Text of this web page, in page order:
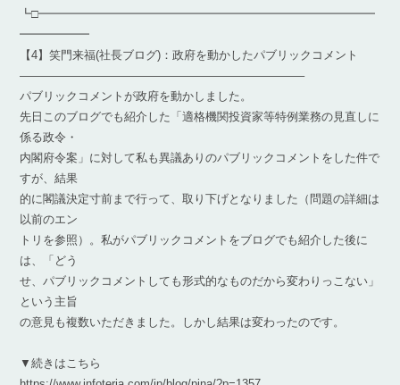
┗□━━━━━━━━━━━━━━━━━━━━━━━━━━━━━
━━━━━━
【4】笑門来福(社長ブログ)：政府を動かしたパブリックコメント
————————————————————————–
パブリックコメントが政府を動かしました。
先日このブログでも紹介した「適格機関投資家等特例業務の見直しに
係る政令・
内閣府令案」に対して私も異議ありのパブリックコメントをした件で
すが、結果
的に閣議決定寸前まで行って、取り下げとなりました（問題の詳細は
以前のエン
トリを参照）。私がパブリックコメントをブログでも紹介した後に
は、「どう
せ、パブリックコメントしても形式的なものだから変わりっこない」
という主旨
の意見も複数いただきました。しかし結果は変わったのです。
▼続きはこちら